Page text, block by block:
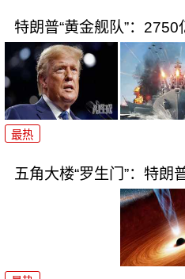
特朗普“黄金舰队”：
最热
五角大楼“罗生门”：特朗